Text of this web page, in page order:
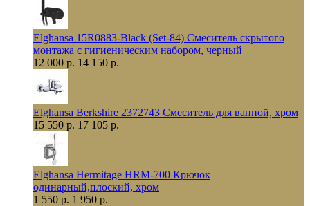
Elghansa 15R0883-Black (Set-84) Смеситель скрытого
монтажа с гигиеническим набором, черный
12 000 р. 14 150 р.
Elghansa Berkshire 2372743 Смеситель для ванной, хром
15 550 р. 17 105 р.
Elghansa Hermitage HRM-700 Крючок
одинарный,плоский, хром
1 550 р. 1 950 р.